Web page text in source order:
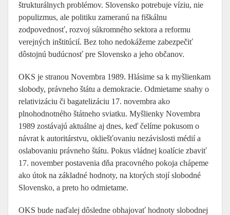
štrukturálnych problémov. Slovensko potrebuje víziu, nie
populizmus, ale politiku zameranú na fiškálnu
zodpovednosť, rozvoj súkromného sektora a reformu
verejných inštitúcií. Bez toho nedokážeme zabezpečiť
dôstojnú budúcnosť pre Slovensko a jeho občanov.
OKS je stranou Novembra 1989. Hlásime sa k myšlienkam
slobody, právneho štátu a demokracie. Odmietame snahy o
relativizáciu či bagatelizáciu 17. novembra ako
plnohodnotného štátneho sviatku. Myšlienky Novembra
1989 zostávajú aktuálne aj dnes, keď čelíme pokusom o
návrat k autoritárstvu, okliešťovaniu nezávislosti médií a
oslabovaniu právneho štátu. Pokus vládnej koalície zbaviť
17. november postavenia dňa pracovného pokoja chápeme
ako útok na základné hodnoty, na ktorých stojí slobodné
Slovensko, a preto ho odmietame.
OKS bude naďalej dôsledne obhajovať hodnoty slobodnej